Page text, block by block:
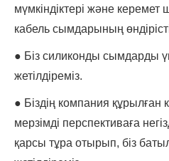
мүмкіндіктері және керемет
кабель сымдарының
● Біз силиконды сымдарды
жетілдіреміз.
● Біздің компания құрылған
мерзімді перспективаға
қарсы тұра отырып, біз